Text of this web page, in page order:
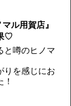
ル用賀店』
♡
と噂のヒノマ
りを感じにお